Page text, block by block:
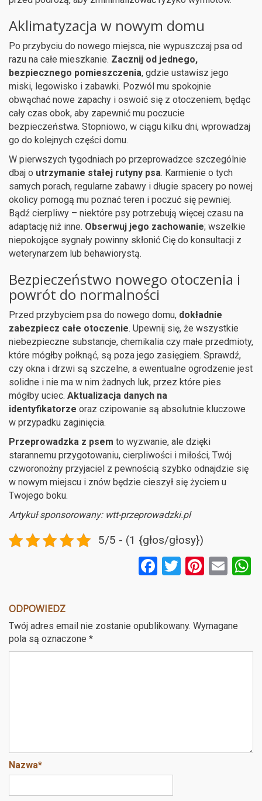
Aklimatyzacja w nowym domu
Po przybyciu do nowego miejsca, nie wypuszczaj psa od
razu na całe mieszkanie. Zacznij od jednego,
bezpiecznego pomieszczenia, gdzie ustawisz jego
miski, legowisko i zabawki. Pozwól mu spokojnie
obwąchać nowe zapachy i oswoić się z otoczeniem, będąc
cały czas obok, aby zapewnić mu poczucie
bezpieczeństwa. Stopniowo, w ciągu kilku dni, wprowadzaj
go do kolejnych części domu.
W pierwszych tygodniach po przeprowadzce szczególnie
dbaj o utrzymanie stałej rutyny psa. Karmienie o tych
samych porach, regularne zabawy i długie spacery po nowej
okolicy pomogą mu poznać teren i poczuć się pewniej.
Bądź cierpliwy – niektóre psy potrzebują więcej czasu na
adaptację niż inne. Obserwuj jego zachowanie; wszelkie
niepokojące sygnały powinny skłonić Cię do konsultacji z
weterynarzem lub behawiorystą.
Bezpieczeństwo nowego otoczenia i
powrót do normalności
Przed przybyciem psa do nowego domu, dokładnie
zabezpiecz całe otoczenie. Upewnij się, że wszystkie
niebezpieczne substancje, chemikalia czy małe przedmioty,
które mógłby połknąć, są poza jego zasięgiem. Sprawdź,
czy okna i drzwi są szczelne, a ewentualne ogrodzenie jest
solidne i nie ma w nim żadnych luk, przez które pies
mógłby uciec. Aktualizacja danych na
identyfikatorze oraz czipowanie są absolutnie kluczowe
w przypadku zaginięcia.
Przeprowadzka z psem to wyzwanie, ale dzięki
starannemu przygotowaniu, cierpliwości i miłości, Twój
czworonożny przyjaciel z pewnością szybko odnajdzie się
w nowym miejscu i znów będzie cieszył się życiem u
Twojego boku.
Artykuł sponsorowany: wtt-przeprowadzki.pl
5/5 - (1 {głos/głosy})
F
b
o
T
er
Pi
es
E
ODPOWIEDZ
Twój adres email nie zostanie opublikowany. Wymagane
pola są oznaczone *
Nazwa*